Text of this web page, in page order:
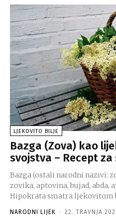
LJEKOVITO BILJE
Bazga (Zova) kao
svojstva – Recept za
Bazga (ostali narodni nazivi:
zovika, aptovina, bujad, abda,
Hipokrata smatra ljekovitom
NARODNI LIJEK - 22. TRAVNJA